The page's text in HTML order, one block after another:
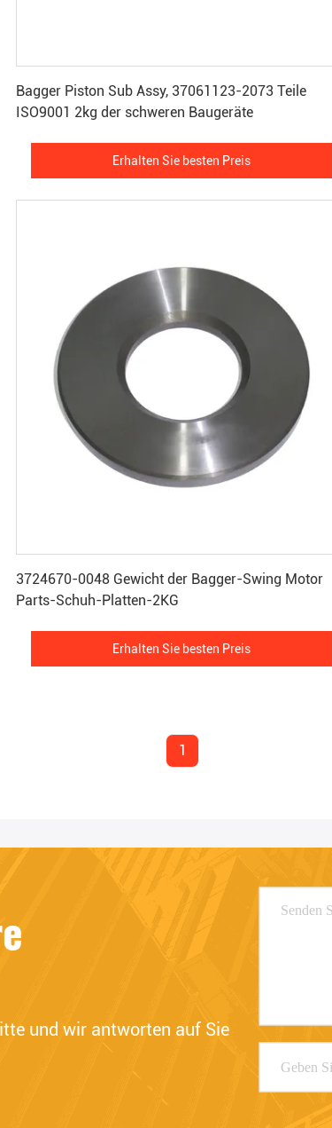
Bagger Piston Sub Assy, 37061123-2073 Teile
ISO9001 2kg der schweren Baugeräte
Erhalten Sie besten Preis
3724670-0048 Gewicht der Bagger-Swing Motor
Parts-Schuh-Platten-2KG
Erhalten Sie besten Preis
1
und wir antworten auf Sie